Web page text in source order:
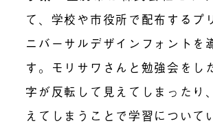
て、学校や市役所で配布するプ
ニバーサルデザインフォントを
す。モリサワさんと勉強会をし
字が反転して見えてしまったり
えてしまうことで学習について